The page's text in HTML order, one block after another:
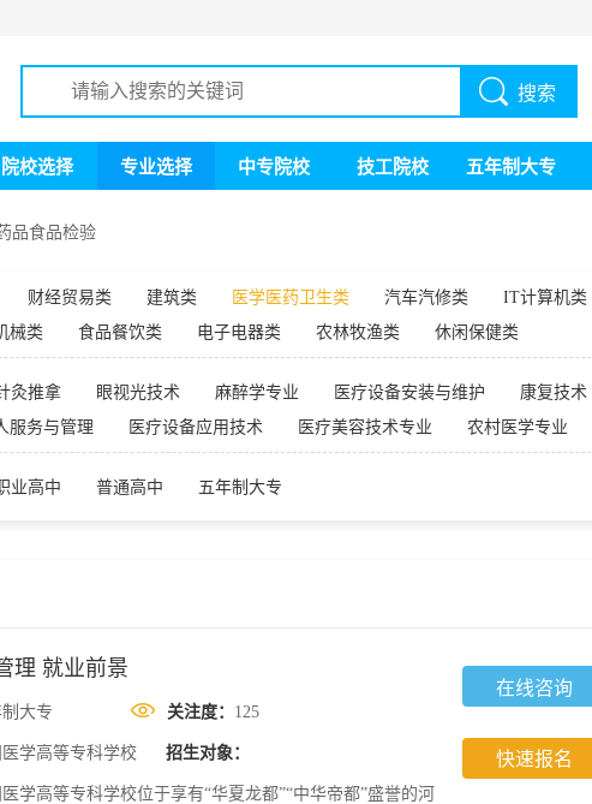
搜索
院校选择 专业选择 中专院校 技工院校 五年制大专
品食品检验
财经贸易类 建筑类 医学医药卫生类 汽车汽修类 IT计算机类
械类 食品餐饮类 电子电器类 农林牧渔类 休闲保健类
灸推拿 眼视光技术 麻醉学专业 医疗设备安装与维护 康复技术
服务与管理 医疗设备应用技术 医疗美容技术专业 农村医学专业
业高中 普通高中 五年制大专
理 就业前景
大专 关注度： 125
学高等专科学校 招生对象：
学高等专科学校位于享有“华夏龙都”“中华帝都”盛誉的河
在线咨询
快速报名